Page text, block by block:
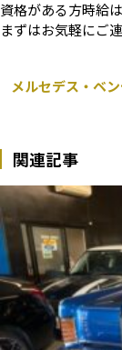
資格がある方時給
まずはお気軽にご
メル
関連記事